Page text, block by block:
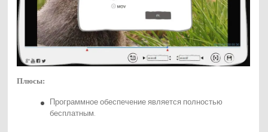
Плюсы:
Программное обеспечение является полностью
бесплатным.